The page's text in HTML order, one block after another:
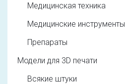
Медицинская техника
Медицинские инструменты
Препараты
Модели для 3D печати
Всякие штуки